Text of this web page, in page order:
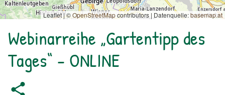
Leaflet | ©OpenStreetMapcontributors | Datenquelle:basemap.at
Webinarreihe „Gartentipp des
Tages“ - ONLINE